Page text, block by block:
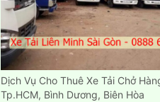
chuyển
nhà
ở
đâu
TPHCM?
Dịch Vụ Cho Thuê Xe Tải Chở
Tp.HCM, Bình Dương, Biên Hòa